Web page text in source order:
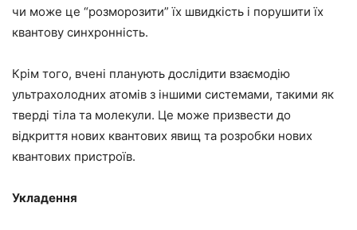
чи може це “розморозити” їх швидкість і порушити їх
квантову синхронність.
Крім того, вчені планують дослідити взаємодію
ультрахолодних атомів з іншими системами, такими як
тверді тіла та молекули. Це може призвести до
відкриття нових квантових явищ та розробки нових
квантових пристроїв.
Укладення